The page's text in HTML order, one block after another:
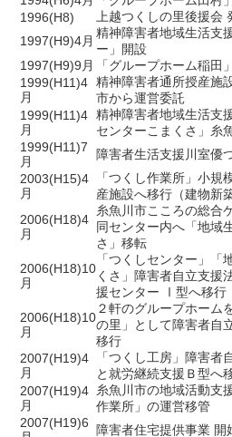
1996(H8)
上越つくしの里後援会
1997(H9)4月
精神障害者地域生活支
ー」開設
1997(H9)9月
「グループホーム稲田
1999(H11)4
月
精神障害者通所授産施
市から運営委託
1999(H11)4
月
精神障害者地域生活支
センターこまくさ」糸
1999(H11)7
月
障害者生活支援川室優
2003(H15)4
月
「つくし作業所」小規
産施設へ移行（建物新築
2006(H18)4
月
糸魚川市こころの総合
同センター内へ「地域
さ」移転
2006(H18)10
月
「つくしセンター」「
くさ」障害者自立支援
援センター Ⅰ型へ移行
2006(H18)10
月
２軒のグループホーム
の里」として障害者自
移行
2007(H19)4
月
「つくし工房」障害者
と就労継続支援Ｂ型へ
2007(H19)4
月
糸魚川市の地域活動支
作業所」の運営移管
2007(H19)6
障害者住宅提供事業 開